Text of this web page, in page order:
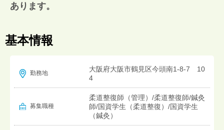
あります。
基本情報
勤務地
大阪府大阪市鶴見区今頭南1-8-7 10
4
募集職種
柔道整復師（管理）/柔道整復師/鍼灸
師/国資学生（柔道整復）/国資学生
（鍼灸）